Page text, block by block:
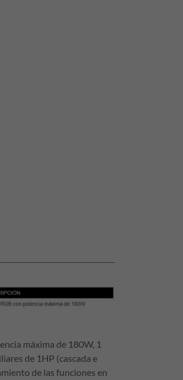
máxima de 180W, 1
de 1HP (cascada e
de las funciones en